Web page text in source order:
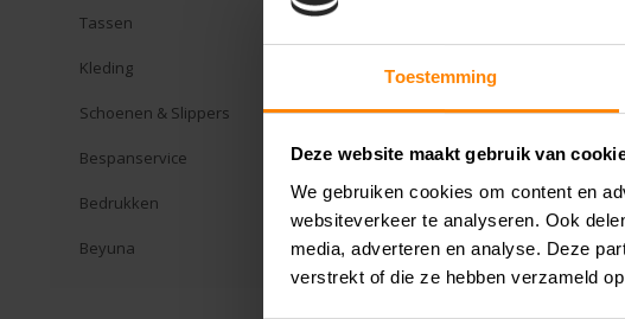
Toestemming
Deze website maakt gebruik van
We gebruiken cookies om content en
websiteverkeer te analyseren. Ook
media, adverteren en analyse. Deze
verstrekt of die ze hebben verzameld
Tassen
Kleding
Schoenen & Slippers
Bespanservice
Bedrukken
Beyuna